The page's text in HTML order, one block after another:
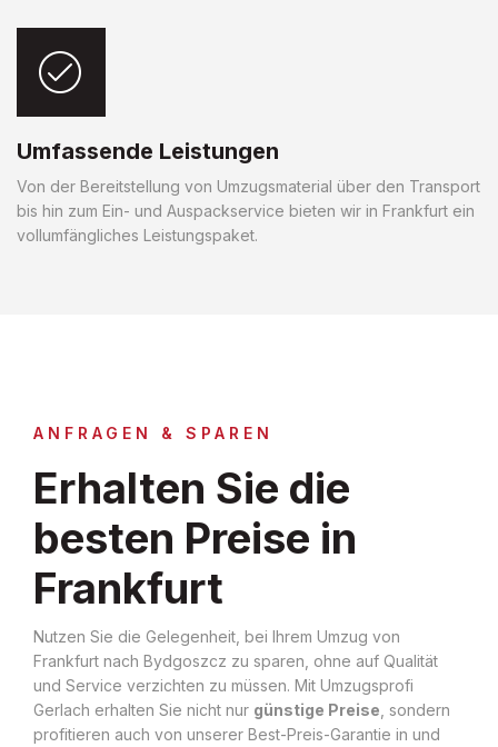
Umfassende Leistungen
Von der Bereitstellung von Umzugsmaterial über den Transport
bis hin zum Ein- und Auspackservice bieten wir in Frankfurt ein
vollumfängliches Leistungspaket.
ANFRAGEN & SPAREN
Erhalten Sie die
besten Preise in
Frankfurt
Nutzen Sie die Gelegenheit, bei Ihrem Umzug von
Frankfurt nach Bydgoszcz zu sparen, ohne auf Qualität
und Service verzichten zu müssen. Mit Umzugsprofi
Gerlach erhalten Sie nicht nur günstige Preise , sondern
profitieren auch von unserer Best-Preis-Garantie in und